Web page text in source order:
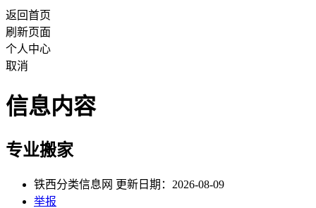
返回首页
刷新页面
个人中心
取消
信息内容
专业搬家
铁西分类信息网 更新日期：2026-08-09
举报